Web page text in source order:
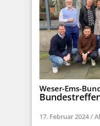
Weser-Ems-
17. Februar 2024/